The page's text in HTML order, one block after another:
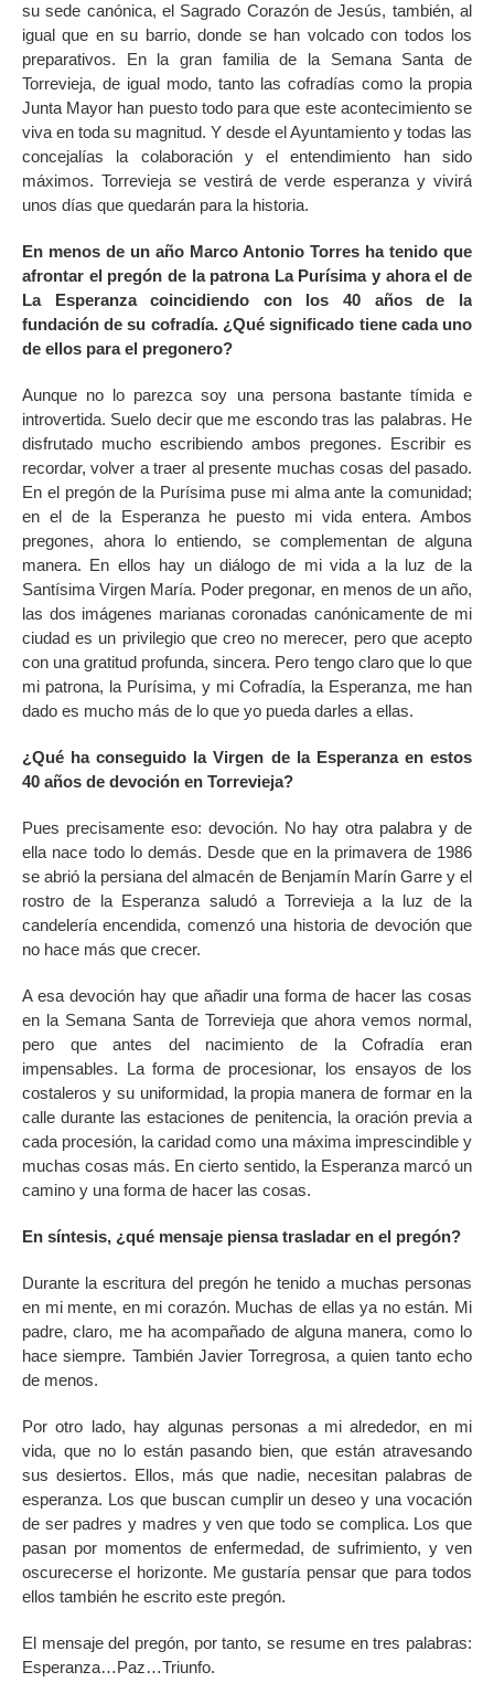
su sede canónica, el Sagrado Corazón de Jesús, también, al
igual que en su barrio, donde se han volcado con todos los
preparativos. En la gran familia de la Semana Santa de
Torrevieja, de igual modo, tanto las cofradías como la propia
Junta Mayor han puesto todo para que este acontecimiento se
viva en toda su magnitud. Y desde el Ayuntamiento y todas las
concejalías la colaboración y el entendimiento han sido
máximos. Torrevieja se vestirá de verde esperanza y vivirá
unos días que quedarán para la historia.
En menos de un año Marco Antonio Torres ha tenido que
afrontar el pregón de la patrona La Purísima y ahora el de
La Esperanza coincidiendo con los 40 años de la
fundación de su cofradía. ¿Qué significado tiene cada uno
de ellos para el pregonero?
Aunque no lo parezca soy una persona bastante tímida e
introvertida. Suelo decir que me escondo tras las palabras. He
disfrutado mucho escribiendo ambos pregones. Escribir es
recordar, volver a traer al presente muchas cosas del pasado.
En el pregón de la Purísima puse mi alma ante la comunidad;
en el de la Esperanza he puesto mi vida entera. Ambos
pregones, ahora lo entiendo, se complementan de alguna
manera. En ellos hay un diálogo de mi vida a la luz de la
Santísima Virgen María. Poder pregonar, en menos de un año,
las dos imágenes marianas coronadas canónicamente de mi
ciudad es un privilegio que creo no merecer, pero que acepto
con una gratitud profunda, sincera. Pero tengo claro que lo que
mi patrona, la Purísima, y mi Cofradía, la Esperanza, me han
dado es mucho más de lo que yo pueda darles a ellas.
¿Qué ha conseguido la Virgen de la Esperanza en estos
40 años de devoción en Torrevieja?
Pues precisamente eso: devoción. No hay otra palabra y de
ella nace todo lo demás. Desde que en la primavera de 1986
se abrió la persiana del almacén de Benjamín Marín Garre y el
rostro de la Esperanza saludó a Torrevieja a la luz de la
candelería encendida, comenzó una historia de devoción que
no hace más que crecer.
A esa devoción hay que añadir una forma de hacer las cosas
en la Semana Santa de Torrevieja que ahora vemos normal,
pero que antes del nacimiento de la Cofradía eran
impensables. La forma de procesionar, los ensayos de los
costaleros y su uniformidad, la propia manera de formar en la
calle durante las estaciones de penitencia, la oración previa a
cada procesión, la caridad como una máxima imprescindible y
muchas cosas más. En cierto sentido, la Esperanza marcó un
camino y una forma de hacer las cosas.
En síntesis, ¿qué mensaje piensa trasladar en el pregón?
Durante la escritura del pregón he tenido a muchas personas
en mi mente, en mi corazón. Muchas de ellas ya no están. Mi
padre, claro, me ha acompañado de alguna manera, como lo
hace siempre. También Javier Torregrosa, a quien tanto echo
de menos.
Por otro lado, hay algunas personas a mi alrededor, en mi
vida, que no lo están pasando bien, que están atravesando
sus desiertos. Ellos, más que nadie, necesitan palabras de
esperanza. Los que buscan cumplir un deseo y una vocación
de ser padres y madres y ven que todo se complica. Los que
pasan por momentos de enfermedad, de sufrimiento, y ven
oscurecerse el horizonte. Me gustaría pensar que para todos
ellos también he escrito este pregón.
El mensaje del pregón, por tanto, se resume en tres palabras:
Esperanza…Paz…Triunfo.